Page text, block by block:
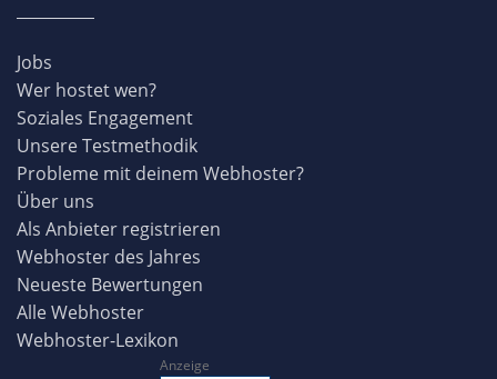
Jobs
Wer hostet wen?
Soziales Engagement
Unsere Testmethodik
Probleme mit deinem Webhoster?
Über uns
Als Anbieter registrieren
Webhoster des Jahres
Neueste Bewertungen
Alle Webhoster
Webhoster-Lexikon
Anzeige